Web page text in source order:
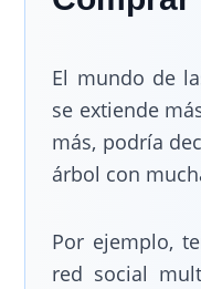
El mundo de
se extiende
más, podría
árbol con
Por ejemplo,
red social